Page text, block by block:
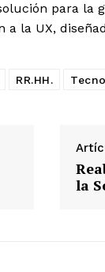
para la
la UX,
RR.HH.
la